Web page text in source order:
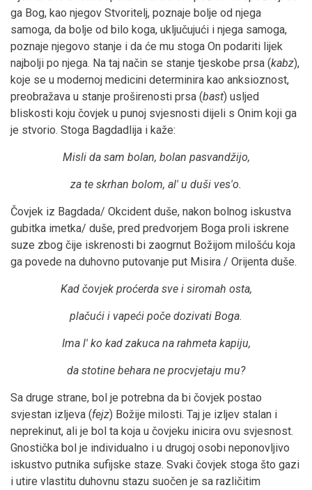
ga Bog, kao njegov Stvoritelj, poznaje bolje od njega
samoga, da bolje od bilo koga, uključujući i njega samoga,
poznaje njegovo stanje i da će mu stoga On podariti lijek
najbolji po njega. Na taj način se stanje tjeskobe prsa (kabz),
koje se u modernoj medicini determinira kao anksioznost,
preobražava u stanje proširenosti prsa (bast) usljed
bliskosti koju čovjek u punoj svjesnosti dijeli s Onim koji ga
je stvorio. Stoga Bagdadlija i kaže:
Misli da sam bolan, bolan pasvandžijo,
za te skrhan bolom, al' u duši ves'o.
Čovjek iz Bagdada/ Okcident duše, nakon bolnog iskustva
gubitka imetka/ duše, pred predvorjem Boga proli iskrene
suze zbog čije iskrenosti bi zaogrnut Božijom milošću koja
ga povede na duhovno putovanje put Misira / Orijenta duše.
Kad čovjek proćerda sve i siromah osta,
plačući i vapeći poče dozivati Boga.
Ima l' ko kad zakuca na rahmeta kapiju,
da stotine behara ne procvjetaju mu?
Sa druge strane, bol je potrebna da bi čovjek postao
svjestan izljeva (fejz) Božije milosti. Taj je izljev stalan i
neprekinut, ali je bol ta koja u čovjeku inicira ovu svjesnost.
Gnostička bol je individualno i u drugoj osobi neponovljivo
iskustvo putnika sufijske staze. Svaki čovjek stoga što gazi
i utire vlastitu duhovnu stazu suočen je sa različitim